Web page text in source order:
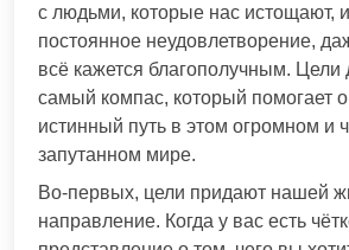
с людьми, которые нас истощают,
постоянное неудовлетворение,
всё кажется благополучным. Цели
самый компас, который помогает
истинный путь в этом огромном и
запутанном мире.
Во-первых, цели придают нашей
направление. Когда у вас есть